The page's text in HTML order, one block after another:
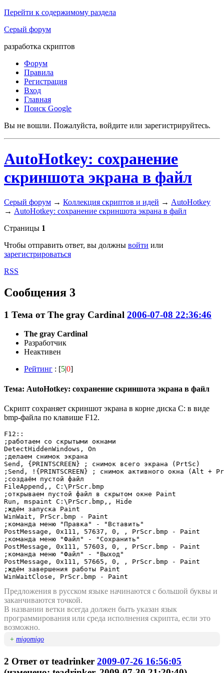
Перейти к содержимому раздела
Серый форум
разработка скриптов
Форум
Правила
Регистрация
Вход
Главная
Поиск Google
Вы не вошли. Пожалуйста, войдите или зарегистрируйтесь.
AutoHotkey: сохранение
скриншота экрана в файл
Серый форум → Коллекция скриптов и идей → AutoHotkey
→ AutoHotkey: сохранение скриншота экрана в файл
Страницы 1
Чтобы отправить ответ, вы должны войти или
зарегистрироваться
RSS
Сообщения 3
1 Тема отThe gray Cardinal 2006-07-08 22:36:46
The gray Cardinal
Разработчик
Неактивен
Рейтинг : [5|0]
Тема: AutoHotkey: сохранение скриншота экрана в файл
Скрипт сохраняет скриншот экрана в корне диска C: в виде
bmp-файла по клавише F12.
F12::
;работаем со скрытыми окнами
DetectHiddenWindows, On
;делаем снимок экрана
Send, {PRINTSCREEN} ; снимок всего экрана (PrtSc)
;Send, !{PRINTSCREEN} ; снимок активного окна (Alt +
;создаём пустой файл
FileAppend,, C:\PrScr.bmp
;открываем пустой файл в скрытом окне Paint
Run, mspaint C:\PrScr.bmp,, Hide
;ждём запуска Paint
WinWait, PrScr.bmp - Paint
;команда меню "Правка" - "Вставить"
PostMessage, 0x111, 57637, 0, , PrScr.bmp - Paint
;команда меню "Файл" - "Сохранить"
PostMessage, 0x111, 57603, 0, , PrScr.bmp - Paint
;команда меню "Файл" - "Выход"
PostMessage, 0x111, 57665, 0, , PrScr.bmp - Paint
;ждём завершения работы Paint
WinWaitClose, PrScr.bmp - Paint
Предложения в русском языке начинаются с большой буквы и
заканчиваются точкой.
В названии ветки всегда должен быть указан язык
программирования или среда исполнения скрипта, если это
возможно.
+ migomigo
2 Ответ отteadrinker 2009-07-26 16:56:05